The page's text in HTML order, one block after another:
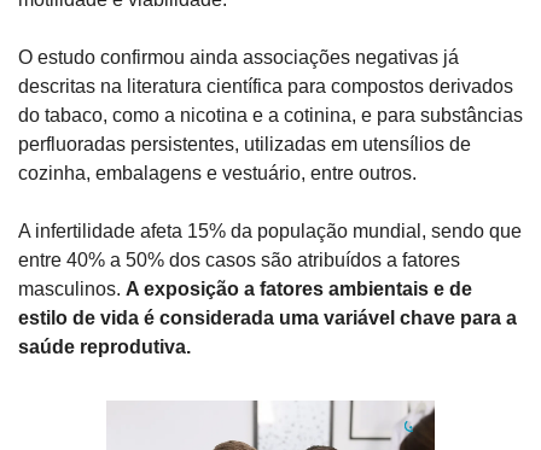
O estudo confirmou ainda associações negativas já
descritas na literatura científica para compostos derivados
do tabaco, como a nicotina e a cotinina, e para substâncias
perfluoradas persistentes, utilizadas em utensílios de
cozinha, embalagens e vestuário, entre outros.
A infertilidade afeta 15% da população mundial, sendo que
entre 40% a 50% dos casos são atribuídos a fatores
masculinos. A exposição a fatores ambientais e de
estilo de vida é considerada uma variável chave para a
saúde reprodutiva.